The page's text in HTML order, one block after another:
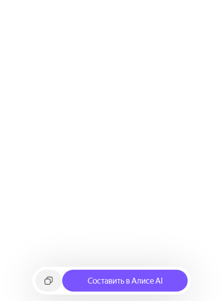
Составить в Алисе AI